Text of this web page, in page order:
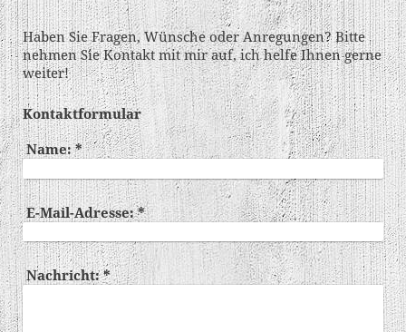
Haben Sie Fragen, Wünsche oder Anregungen? Bitte
nehmen Sie Kontakt mit mir auf, ich helfe Ihnen gerne
weiter!
Kontaktformular
Name:*
E-Mail-Adresse:*
Nachricht:*